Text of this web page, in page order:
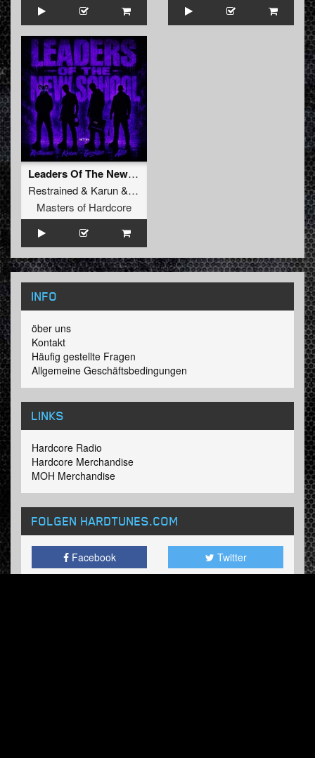
Leaders Of The New School (Extended Mix)
Restrained& Karun& GridKiller
Masters of Hardcore
INFO
öber uns
Kontakt
Häufig gestellte Fragen
Allgemeine Geschäftsbedingungen
LINKS
Hardcore Radio
Hardcore Merchandise
MOH Merchandise
FOLGEN HARDTUNES.COM
Facebook Twitter